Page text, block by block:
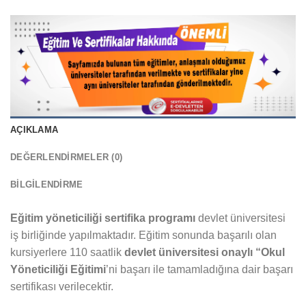
AÇIKLAMA
DEĞERLENDIRMELER (0)
BILGILENDIRME
Eğitim yöneticiliği sertifika programı devlet üniversitesi
iş birliğinde yapılmaktadır. Eğitim sonunda başarılı olan
kursiyerlere 110 saatlik devlet üniversitesi onaylı “Okul
Yöneticiliği Eğitimi’ni başarı ile tamamladığına dair başarı
sertifikası verilecektir.